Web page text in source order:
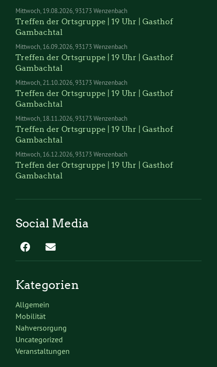
Mittwoch 19.08.2026 93173 Wenzenbach
Treffen der Ortsgruppe | 19 Uhr | Gasthof
Gambachtal
Mittwoch 16.09.2026 93173 Wenzenbach
Treffen der Ortsgruppe | 19 Uhr | Gasthof
Gambachtal
Mittwoch 21.10.2026 93173 Wenzenbach
Treffen der Ortsgruppe | 19 Uhr | Gasthof
Gambachtal
Mittwoch 18.11.2026 93173 Wenzenbach
Treffen der Ortsgruppe | 19 Uhr | Gasthof
Gambachtal
Mittwoch 16.12.2026 93173 Wenzenbach
Treffen der Ortsgruppe | 19 Uhr | Gasthof
Gambachtal
Social Media
Kategorien
Allgemein
Mobilität
Nahversorgung
Uncategorized
Veranstaltungen